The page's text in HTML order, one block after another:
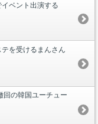
ベント出演する
を受けるまんさん
回の韓国ユーチュー